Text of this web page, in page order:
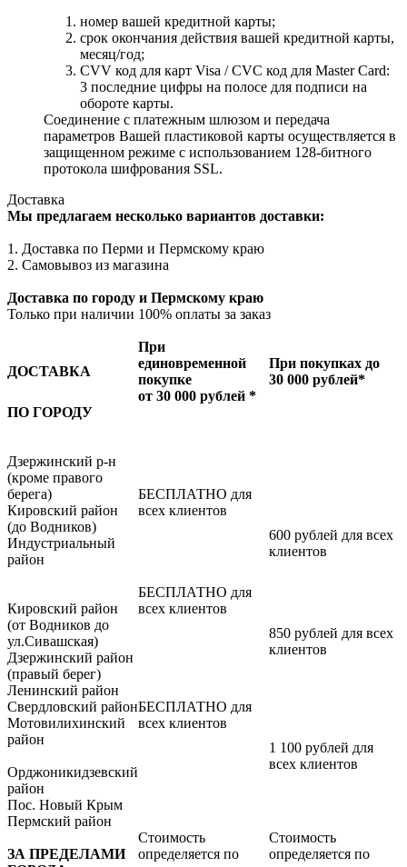
номер вашей кредитной карты;
cрок окончания действия вашей кредитной карты,
месяц/год;
CVV код для карт Visa / CVC код для Master Card:
3 последние цифры на полосе для подписи на
обороте карты.
Соединение с платежным шлюзом и передача
параметров Вашей пластиковой карты осуществляется в
защищенном режиме с использованием 128-битного
протокола шифрования SSL.
Доставка
Мы предлагаем несколько вариантов доставки:
1. Доставка по Перми и Пермскому краю
2. Самовывоз из магазина
Доставка по городу и Пермскому краю
Только при наличии 100% оплаты за заказ
ДОСТАВКА
При
единовременной
покупке
от 30 000 рублей *
При покупках до
30 000 рублей*
ПО ГОРОДУ
Дзержинский р-н
(кроме правого
берега)
Кировский район
(до Водников)
Индустриальный
район
Кировский район
(от Водников до
ул.Сивашская)
Дзержинский район
(правый берег)
Ленинский район
Свердловский район
Мотовилихинский
район
Орджоникидзевский
район
Пос. Новый Крым
Пермский район
БЕСПЛАТНО для
всех клиентов
БЕСПЛАТНО для
всех клиентов
БЕСПЛАТНО для
всех клиентов
600 рублей для всех
клиентов
850 рублей для всех
клиентов
1 100 рублей для
всех клиентов
ЗА ПРЕДЕЛАМИ
Стоимость
определяется по
Стоимость
определяется по